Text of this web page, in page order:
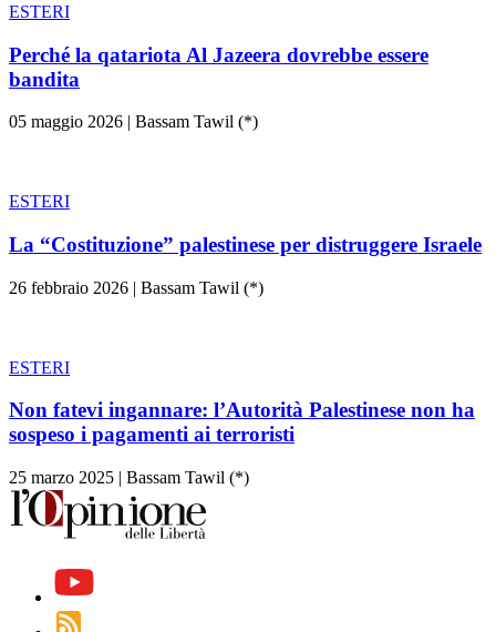
ESTERI
Perché la qatariota Al Jazeera dovrebbe essere
bandita
05 maggio 2026 | Bassam Tawil (*)
ESTERI
La “Costituzione” palestinese per distruggere Israele
26 febbraio 2026 | Bassam Tawil (*)
ESTERI
Non fatevi ingannare: l’Autorità Palestinese non ha
sospeso i pagamenti ai terroristi
25 marzo 2025 | Bassam Tawil (*)